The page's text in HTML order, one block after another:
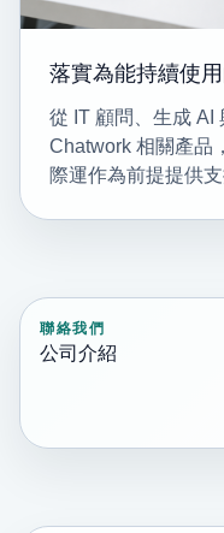
落實為能持續使
從 IT 顧問、生成 AI
Chatwork 相關產品
際運作為前提提供支
聯絡我們
公司介紹